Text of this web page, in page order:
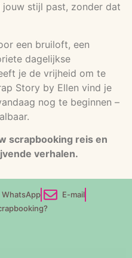
stijl past, zonder dat
een bruiloft, een
dagelijkse
je de vrijheid om te
Story by Ellen vind je
nog te beginnen –
scrapbooking reis en
verhalen.
WhatsApp
E-mail